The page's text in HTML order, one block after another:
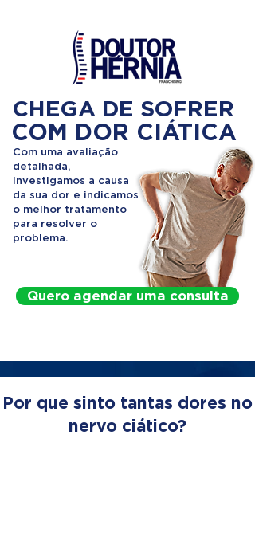
CHEGA DE SOFRER
COM DOR CIÁTICA
Com uma avaliação
detalhada,
investigamos a causa
da sua dor e indicamos
o melhor tratamento
para resolver o
problema.
Quero agendar uma consulta
Por que sinto tantas dores no
nervo ciático?